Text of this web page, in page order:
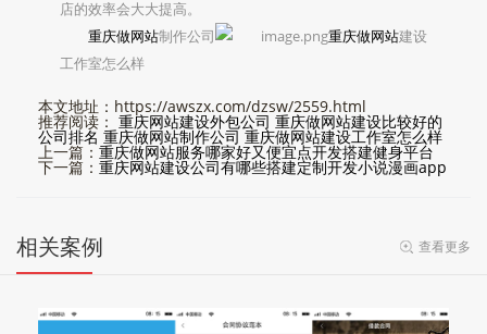
店的效率会大大提高。
重庆做网站制作公司 重庆做网站建设
工作室怎么样
本文地址：https://awszx.com/dzsw/2559.html
推荐阅读： 重庆网站建设外包公司 重庆做网站建设比较好的
公司排名 重庆做网站制作公司 重庆做网站建设工作室怎么样
上一篇：重庆做网站服务哪家好又便宜点开发搭建健身平台
下一篇： 重庆网站建设公司有哪些搭建定制开发小说漫画app
相关案例 查看更多